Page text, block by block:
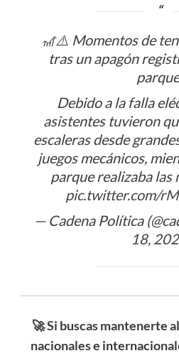
🎢⚠️ Momentos de
tras un apagón
Debido a la falla
asistentes tuvieron
escaleras desde
juegos mecánicos,
parque realizaba las
pic.twitter.com/
— Cadena Política
18,
🚀 Si buscas mantenerte
nacionales e